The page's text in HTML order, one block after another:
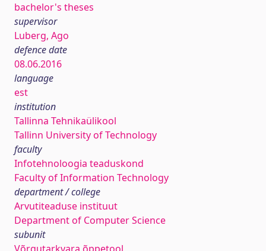
bachelor's theses
supervisor
Luberg, Ago
defence date
08.06.2016
language
est
institution
Tallinna Tehnikaülikool
Tallinn University of Technology
faculty
Infotehnoloogia teaduskond
Faculty of Information Technology
department / college
Arvutiteaduse instituut
Department of Computer Science
subunit